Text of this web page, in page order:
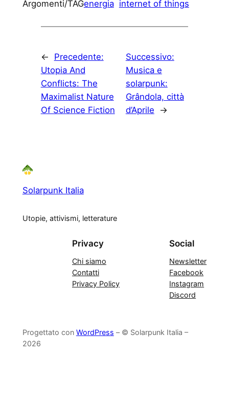
Argomenti/TAGenergia internet of things
←
Precedente:
Utopia And
Conflicts: The
Maximalist Nature
Of Science Fiction
Successivo:
Musica e
solarpunk:
Grândola, città
d’Aprile
→
Solarpunk Italia
Utopie, attivismi, letterature
Privacy
Chi siamo
Contatti
Privacy Policy
Social
Newsletter
Facebook
Instagram
Discord
Progettato con WordPress – © Solarpunk Italia –
2026